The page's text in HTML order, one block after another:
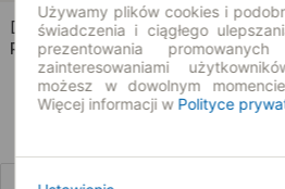
Dzwonowo → Stramnica
Rozkład jazdy i bilety
Używamy plików cookies i
świadczenia i ciągłego
prezentowania
zainteresowaniami
możesz w dowolnym
Więcej informacji w Polityce